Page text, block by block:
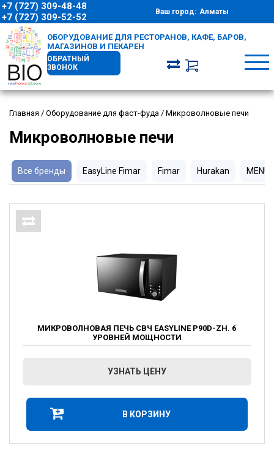
+7 (727) 309-48-48
+7 (727) 309-52-52
Ваш город: Алматы
ОБОРУДОВАНИЕ ДЛЯ РЕСТОРАНОВ, КАФЕ, БАРОВ,
МАГАЗИНОВ И ПЕКАРЕН
ОБРАТНЫЙ
ЗВОНОК
Главная / Оборудование для фаст-фуда / Микроволновые печи
Микроволновые печи
Все бренды EasyLine Fimar Fimar Hurakan
МИКРОВОЛНОВАЯ ПЕЧЬ СВЧ EASYLINE P90D-ZH. 6
УРОВНЕЙ МОЩНОСТИ
УЗНАТЬ ЦЕНУ
В КОРЗИНУ